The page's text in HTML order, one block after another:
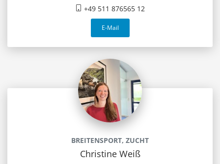
+49 511 876565 12
E-Mail
BREITENSPORT, ZUCHT
Christine Weiß